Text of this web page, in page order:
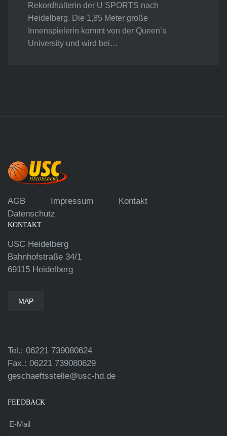
Rekordhalterin der U SPORTS nach
Heidelberg. Die 1,85 Meter große
Innenspielerin kommt von der Queen’s
University und wird bei…
AGB Impressum
Kontakt
Datenschutz
KONTAKT
USC Heidelberg
Bahnhofstraße 34/1
69115 Heidelberg
MAP
Tel.: 06221 739080624
Fax.: 06221 739080629
geschaeftsstelle@usc-hd.de
FEEDBACK